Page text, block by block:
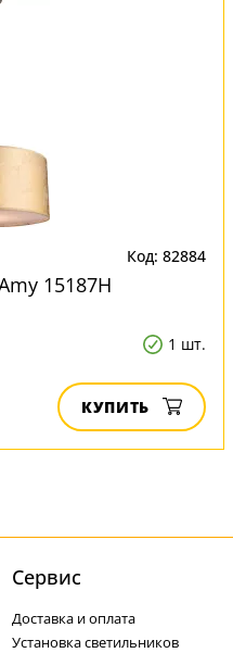
Код: 82884
15187H
1 шт.
КУПИТЬ
Cервис
Доставка и оплата
Установка светильников